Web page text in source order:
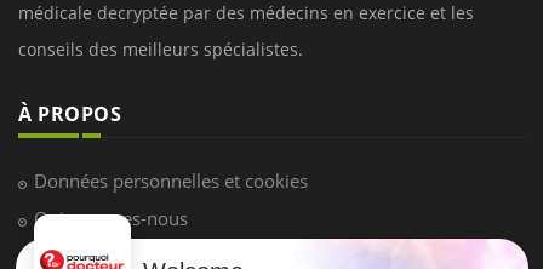
médicale decryptée par des médecins en exercice et les
conseils des meilleurs spécialistes.
À PROPOS
Données personnelles et cookies
Qui sommes-nous
Conditions d'utilisation